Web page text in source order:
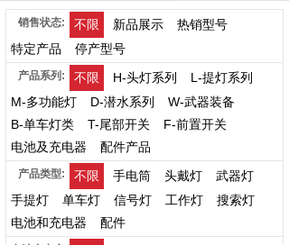
销售状态: 不限 新品展示
热销型号
特定产品
停产型号
产品系列: 不限 H-头灯系列
L-提灯系列
M-多功能灯
D-潜水系列
W-武器装备
B-单车灯类
T-尾部开关
F-前置开关
电池及充电器
配件产品
产品类型: 不限 手电筒 头戴灯
武器灯
手提灯
单车灯 信号灯 工作灯
搜索灯
电池和充电器
配件